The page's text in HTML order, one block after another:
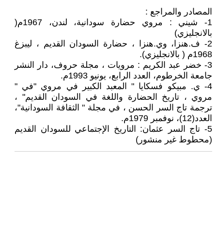
المصادر والمراجع :
1- شيني : مروي حضارة سودانية، لندن، 1967م(
بالانجليزي)
2- ف.هنزا، وي.هنزا ، حضارة السودان القديم ، ليبزغ
1968م ( بالانجليزي).
3- خضر عبد الكريم : مرويات ، مجلة حروف، دار النشر
جامعة الخرطوم، العدد الرابع، يونيو 1993م.
4- ي. مبيكو فسكايا " المعبد الكبير في مروي "في "
مروي ، تاريخ الحضارة واللغة في السودان القديم" ،
ترجمة تاج السر الحسن ، في مجلة " الثقافة السودانية"،
العدد(12)، نوفمبر 1979م.
5- تاج السر عثمان: التاريخ الإجتماعي للسودان القديم
(محطوط غير منشور)